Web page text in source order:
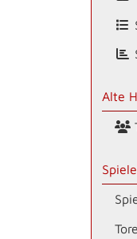
Alte
Tore